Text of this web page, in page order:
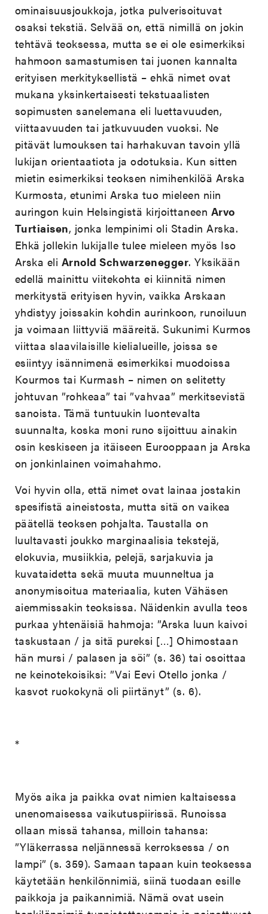
ominaisuusjoukkoja, jotka pulverisoituvat
osaksi tekstiä. Selvää on, että nimillä on jokin
tehtävä teoksessa, mutta se ei ole esimerkiksi
hahmoon samastumisen tai juonen kannalta
erityisen merkityksellistä – ehkä nimet ovat
mukana yksinkertaisesti tekstuaalisten
sopimusten sanelemana eli luettavuuden,
viittaavuuden tai jatkuvuuden vuoksi. Ne
pitävät lumouksen tai harhakuvan tavoin yllä
lukijan orientaatiota ja odotuksia. Kun sitten
mietin esimerkiksi teoksen nimihenkilöä Arska
Kurmosta, etunimi Arska tuo mieleen niin
auringon kuin Helsingistä kirjoittaneen Arvo
Turtiaisen, jonka lempinimi oli Stadin Arska.
Ehkä jollekin lukijalle tulee mieleen myös Iso
Arska eli Arnold Schwarzenegger. Yksikään
edellä mainittu viitekohta ei kiinnitä nimen
merkitystä erityisen hyvin, vaikka Arskaan
yhdistyy joissakin kohdin aurinkoon, runoiluun
ja voimaan liittyviä määreitä. Sukunimi Kurmos
viittaa slaavilaisille kielialueille, joissa se
esiintyy isännimenä esimerkiksi muodoissa
Kourmos tai Kurmash – nimen on selitetty
johtuvan ”rohkeaa” tai ”vahvaa” merkitsevistä
sanoista. Tämä tuntuukin luontevalta
suunnalta, koska moni runo sijoittuu ainakin
osin keskiseen ja itäiseen Eurooppaan ja Arska
on jonkinlainen voimahahmo.
Voi hyvin olla, että nimet ovat lainaa jostakin
spesifistä aineistosta, mutta sitä on vaikea
päätellä teoksen pohjalta. Taustalla on
luultavasti joukko marginaalisia tekstejä,
elokuvia, musiikkia, pelejä, sarjakuvia ja
kuvataidetta sekä muuta muunneltua ja
anonymisoitua materiaalia, kuten Vähäsen
aiemmissakin teoksissa. Näidenkin avulla teos
purkaa yhtenäisiä hahmoja: ”Arska luun kaivoi
taskustaan / ja sitä pureksi […] Ohimostaan
hän mursi / palasen ja söi” (s. 36) tai osoittaa
ne keinotekoisiksi: ”Vai Eevi Otello jonka /
kasvot ruokokynä oli piirtänyt” (s. 6).
*
Myös aika ja paikka ovat nimien kaltaisessa
unenomaisessa vaikutuspiirissä. Runoissa
ollaan missä tahansa, milloin tahansa:
”Yläkerrassa neljännessä kerroksessa / on
lampi” (s. 359). Samaan tapaan kuin teoksessa
käytetään henkilönnimiä, siinä tuodaan esille
paikkoja ja paikannimiä. Nämä ovat usein